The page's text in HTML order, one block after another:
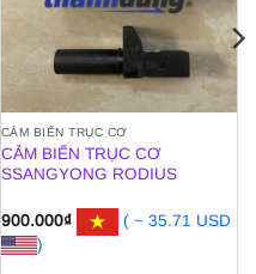
CẢM BIẾN TRỤC CƠ
CẢM BIẾN TRỤC CƠ
SSANGYONG RODIUS
900.000₫
( ~ 35.71 USD
)